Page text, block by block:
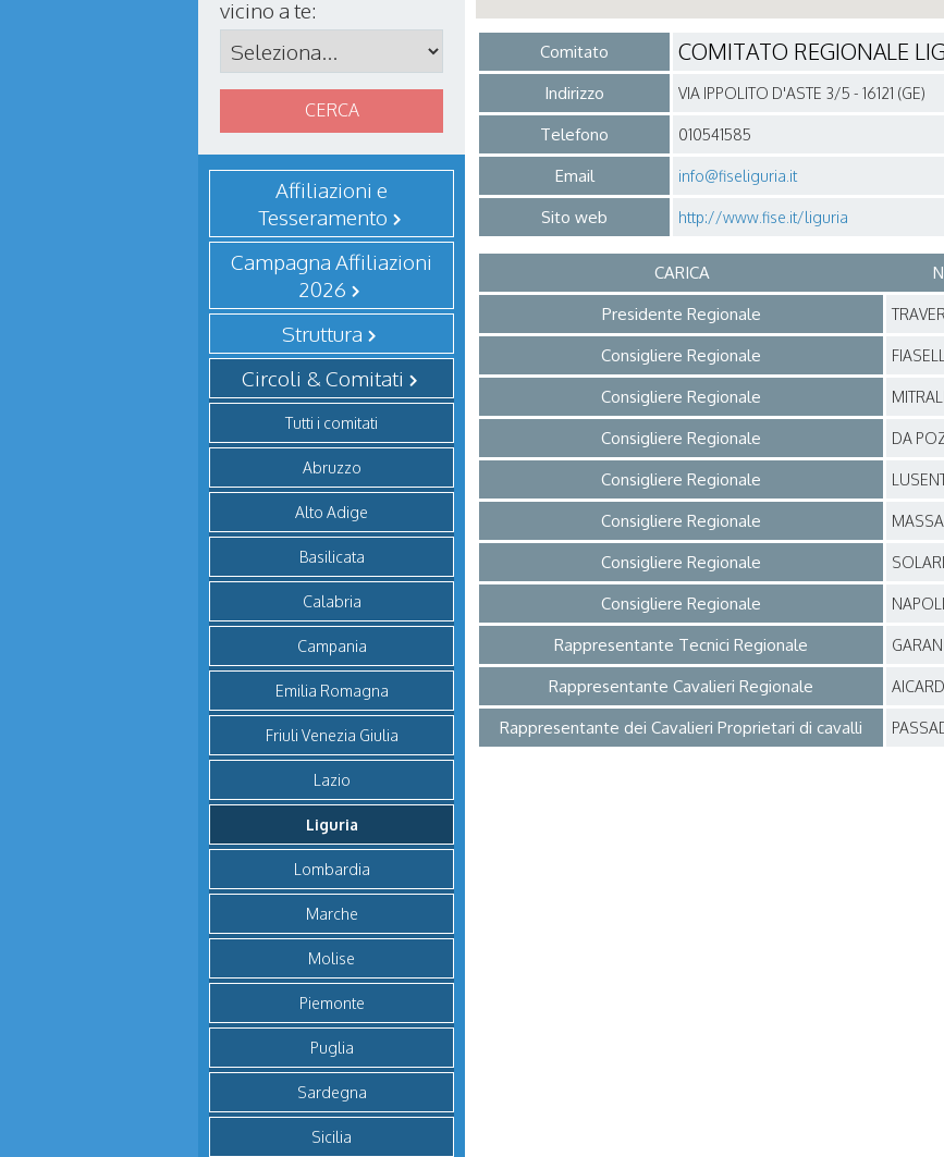
vicino a te:
Affiliazioni e
Tesseramento
Campagna Affiliazioni
2026
Struttura
Circoli & Comitati
Tutti i comitati
Abruzzo
Alto Adige
Basilicata
Calabria
Campania
Emilia Romagna
Friuli Venezia Giulia
Lazio
Liguria
Lombardia
Marche
Molise
Piemonte
Puglia
Sardegna
Sicilia
Comitato COMITATO REGIONALE
Indirizzo VIA IPPOLITO D'ASTE 3/5 - 16121 (GE)
Telefono 010541585
Email info@fiseliguria.it
Sito web http://www.fise.it/liguria
CARICA
Presidente Regionale
Consigliere Regionale
Consigliere Regionale
Consigliere Regionale DA
Consigliere Regionale
Consigliere Regionale
Consigliere Regionale
Consigliere Regionale
Rappresentante Tecnici Regionale
Rappresentante Cavalieri Regionale
Rappresentante dei Cavalieri Proprietari di cavalli